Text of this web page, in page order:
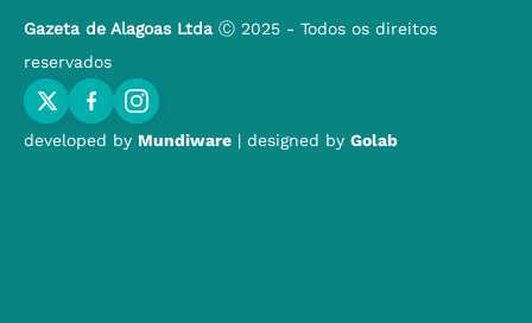
Gazeta de Alagoas Ltda Ⓒ 2025 - Todos os direitos
reservados
developed by Mundiware | designed by Golab